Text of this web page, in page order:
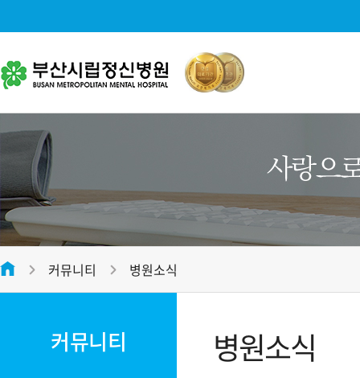
051-312-2288
평일 09:00 ~ 17:00
접수마감시간 오전 12:00 , 오후 16:30
병원소개
병원장 인사말
미션 및 비전
병원 조직도
오시는 길
커뮤니티 병원소식
커뮤니티 병원소식